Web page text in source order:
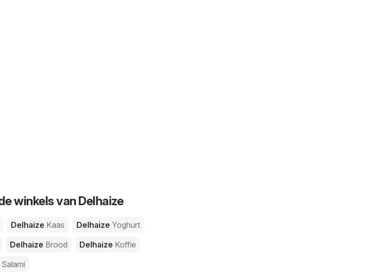
winkels van Delhaize
Delhaize Kaas Delhaize Yoghurt
Delhaize Brood Delhaize Koffie
Salami